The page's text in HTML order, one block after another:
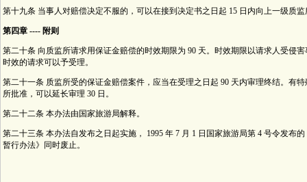
第十九条 当事人对赔偿决定不服的，可以在接到决定书之日起 15 日内向上一级质
第四章 ---- 附则
第二十条 向质监所请求用保证金赔偿的时效期限为 90 天。时效期限以请求人受侵
时效的请求可以予受理。
第二十一条 质监所受的保证金赔偿案件，应当在受理之日起 90 天内审理终结。有
所批准，可以延长审理 30 日。
第二十二条 本办法由国家旅游局解释。
第二十三条 本办法自发布之日起实施， 1995 年 7 月 1 日国家旅游局第 4 号令发布
暂行办法》同时废止。